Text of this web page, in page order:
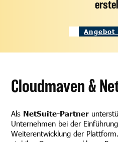
Angebot
Cloudmaven &
Als NetSuite-Partner
Unternehmen bei der
Weiterentwicklung der